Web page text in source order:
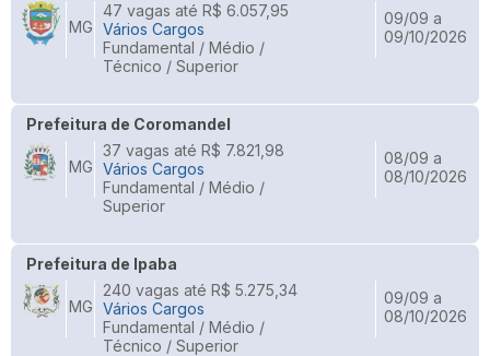
MG
47 vagas até R$ 6.057,95
Vários Cargos
Fundamental / Médio /
Técnico / Superior
09/09 a
09/10/2026
Prefeitura de Coromandel
MG
37 vagas até R$ 7.821,98
Vários Cargos
Fundamental / Médio /
Superior
08/09 a
08/10/2026
Prefeitura de Ipaba
MG
240 vagas até R$ 5.275,34
Vários Cargos
Fundamental / Médio /
Técnico / Superior
09/09 a
08/10/2026